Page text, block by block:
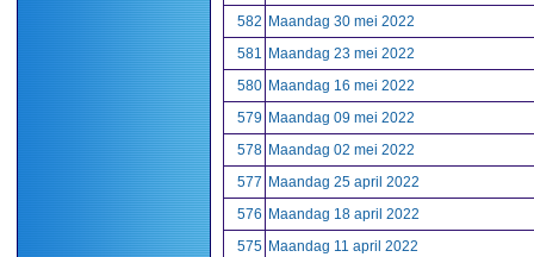
582 Maandag 30 mei 2022
581 Maandag 23 mei 2022
580 Maandag 16 mei 2022
579 Maandag 09 mei 2022
578 Maandag 02 mei 2022
577 Maandag 25 april 2022
576 Maandag 18 april 2022
575 Maandag 11 april 2022